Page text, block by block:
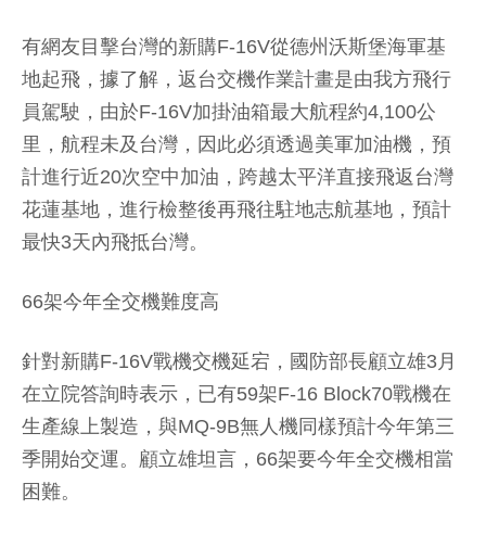
有網友目擊台灣的新購F-16V從德州沃斯堡海軍基
地起飛，據了解，返台交機作業計畫是由我方飛行
員駕駛，由於F-16V加掛油箱最大航程約4,100公
里，航程未及台灣，因此必須透過美軍加油機，預
計進行近20次空中加油，跨越太平洋直接飛返台灣
花蓮基地，進行檢整後再飛往駐地志航基地，預計
最快3天內飛抵台灣。
66架今年全交機難度高
針對新購F-16V戰機交機延宕，國防部長顧立雄3月
在立院答詢時表示，已有59架F-16 Block70戰機在
生產線上製造，與MQ-9B無人機同樣預計今年第三
季開始交運。顧立雄坦言，66架要今年全交機相當
困難。